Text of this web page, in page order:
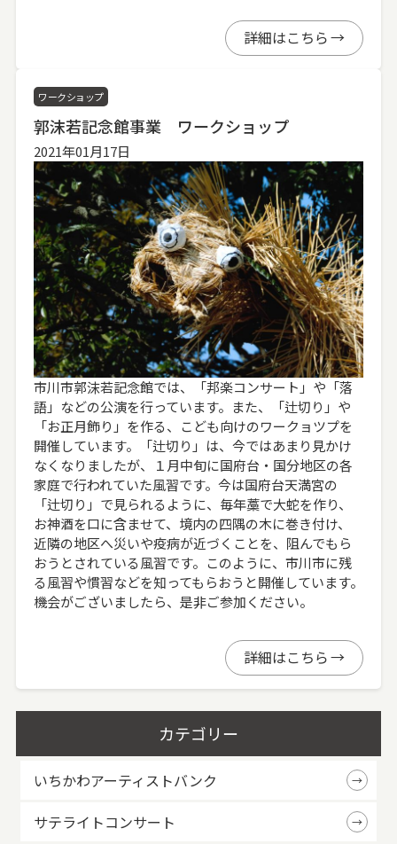
詳細はこちら
ワークショップ
郭沫若記念館事業 ワークショップ
2021年01月17日
市川市郭沫若記念館では、「邦楽コンサート」や「落
語」などの公演を行っています。また、「辻切り」や
「お正月飾り」を作る、こども向けのワークョツプを
開催しています。「辻切り」は、今ではあまり見かけ
なくなりましたが、１月中旬に国府台・国分地区の各
家庭で行われていた風習です。今は国府台天満宮の
「辻切り」で見られるように、毎年藁で大蛇を作り、
お神酒を口に含ませて、境内の四隅の木に巻き付け、
近隣の地区へ災いや疫病が近づくことを、阻んでもら
おうとされている風習です。このように、市川市に残
る風習や慣習などを知ってもらおうと開催しています。
機会がございましたら、是非ご参加ください。
詳細はこちら
カテゴリー
いちかわアーティストバンク
サテライトコンサート